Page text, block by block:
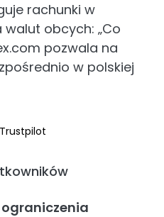
rachunki w
walut obcych: „Co
pozwala na
w polskiej